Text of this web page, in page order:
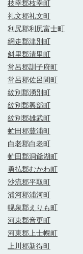
枝幸郡枝幸町
礼文郡礼文町
利尻郡利尻富士町
網走郡津別町
斜里郡清里町
常呂郡訓子府町
常呂郡佐呂間町
紋別郡湧別町
紋別郡興部町
紋別郡雄武町
虻田郡豊浦町
白老郡白老町
虻田郡洞爺湖町
勇払郡むかわ町
沙流郡平取町
浦河郡浦河町
幌泉郡えりも町
河東郡音更町
河東郡上士幌町
上川郡新得町